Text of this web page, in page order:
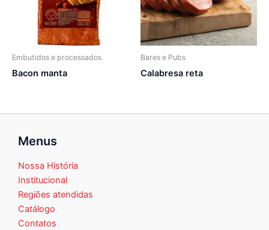
Embutidos e processados
Bacon manta
Bares e Pubs
Calabresa reta
Menus
Nossa História
Institucional
Regiões atendidas
Catálogo
Contatos